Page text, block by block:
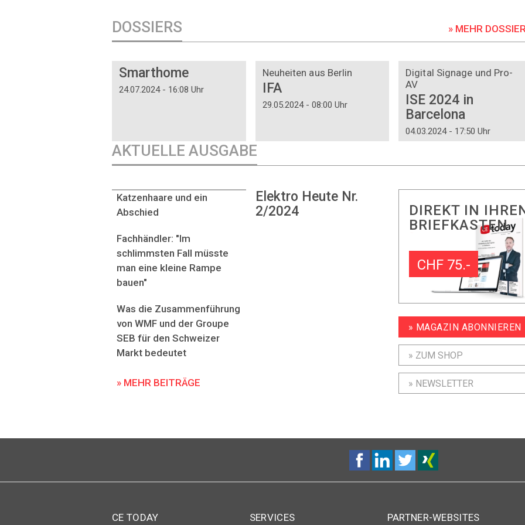
DOSSIERS » MEHR
Smarthome
24.07.2024 - 16:08 Uhr
Neuheiten aus Berlin
IFA
29.05.2024 - 08:00 Uhr
Digital Signage und Pro-
AV
ISE 2024 in
Barcelona
04.03.2024 - 17:50 Uhr
AKTUELLE AUSGABE
Elektro Heute Nr.
2/2024
Katzenhaare und ein
Abschied
Fachhändler: "Im
schlimmsten Fall müsste
man eine kleine Rampe
bauen"
Was die Zusammenführung
von WMF und der Groupe
SEB für den Schweizer
Markt bedeutet
» MEHR BEITRÄGE
DIREKT IN
BRIEFKASTEN
CHF 75.-
» MAGAZIN ABONNIEREN
» ZUM SHOP
» NEWSLETTER
CE TODAY SERVICES PARTNER-WEBSITES